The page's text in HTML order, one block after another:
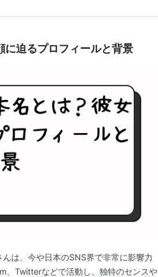
に迫るプロフィールと背景
は、今や日本のSNS界で非常に影響力
、Twitterなどで活動し、独特のセンスや